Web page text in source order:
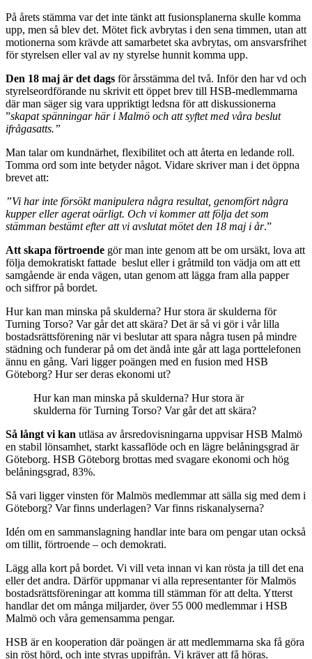
På årets stämma var det inte tänkt att fusionsplanerna skulle komma
upp, men så blev det. Mötet fick avbrytas i den sena timmen, utan att
motionerna som krävde att samarbetet ska avbrytas, om ansvarsfrihet
för styrelsen eller val av ny styrelse hunnit komma upp.
Den 18 maj är det dags för årsstämma del två. Inför den har vd och
styrelseordförande nu skrivit ett öppet brev till HSB-medlemmarna
där man säger sig vara uppriktigt ledsna för att diskussionerna
”skapat spänningar här i Malmö och att syftet med våra beslut
ifrågasatts.”
Man talar om kundnärhet, flexibilitet och att återta en ledande roll.
Tomma ord som inte betyder något. Vidare skriver man i det öppna
brevet att:
”Vi har inte försökt manipulera några resultat, genomfört några
kupper eller agerat oärligt. Och vi kommer att följa det som
stämman bestämt efter att vi avslutat mötet den 18 maj i år.”
Att skapa förtroende gör man inte genom att be om ursäkt, lova att
följa demokratiskt fattade beslut eller i gråtmild ton vädja om att ett
samgående är enda vägen, utan genom att lägga fram alla papper
och siffror på bordet.
Hur kan man minska på skulderna? Hur stora är skulderna för
Turning Torso? Var går det att skära? Det är så vi gör i vår lilla
bostadsrättsförening när vi beslutar att spara några tusen på mindre
städning och funderar på om det ändå inte går att laga porttelefonen
ännu en gång. Vari ligger poängen med en fusion med HSB
Göteborg? Hur ser deras ekonomi ut?
Hur kan man minska på skulderna? Hur stora är
skulderna för Turning Torso? Var går det att skära?
Så långt vi kan utläsa av årsredovisningarna uppvisar HSB Malmö
en stabil lönsamhet, starkt kassaflöde och en lägre belåningsgrad är
Göteborg. HSB Göteborg brottas med svagare ekonomi och hög
belåningsgrad, 83%.
Så vari ligger vinsten för Malmös medlemmar att sälla sig med dem i
Göteborg? Var finns underlagen? Var finns riskanalyserna?
Idén om en sammanslagning handlar inte bara om pengar utan också
om tillit, förtroende – och demokrati.
Lägg alla kort på bordet. Vi vill veta innan vi kan rösta ja till det ena
eller det andra. Därför uppmanar vi alla representanter för Malmös
bostadsrättsföreningar att komma till stämman för att delta. Ytterst
handlar det om många miljarder, över 55 000 medlemmar i HSB
Malmö och våra gemensamma pengar.
HSB är en kooperation där poängen är att medlemmarna ska få göra
sin röst hörd, och inte styras uppifrån. Vi kräver att få höras.